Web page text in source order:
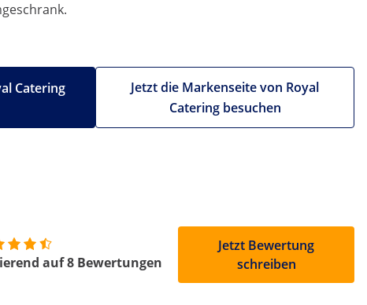
Jetzt die Markenseite von Royal
Catering besuchen
Catering
auf 8 Bewertungen
Jetzt Bewertung
schreiben